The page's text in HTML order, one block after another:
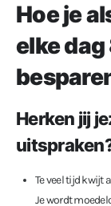
Hoe je
elke
Herken jij
Te veel tijd kwijt
Je wordt